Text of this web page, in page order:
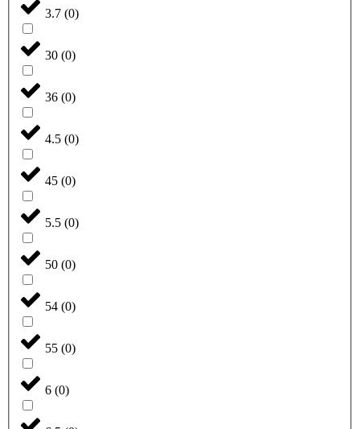
3.7 (0)
30 (0)
36 (0)
4.5 (0)
45 (0)
5.5 (0)
50 (0)
54 (0)
55 (0)
6 (0)